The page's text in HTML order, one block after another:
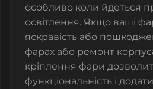
особливо коли йдеться
освітлення. Якщо ваші
яскравість або
фарах або ремонт
кріплення фари
функціональність і